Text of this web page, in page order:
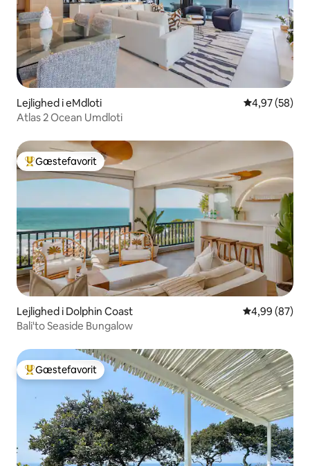
Lejlighed i eMdloti 4,97 ud af 5 i
4,97 (58)
Atlas 2 Ocean Umdloti
Bedste gæstefavorit
Gæstefavorit
Lejlighed i Dolphin Coast 4,99 ud af 5 i
4,99 (87)
Bali'to Seaside Bungalow
Bedste gæstefavorit
Gæstefavorit